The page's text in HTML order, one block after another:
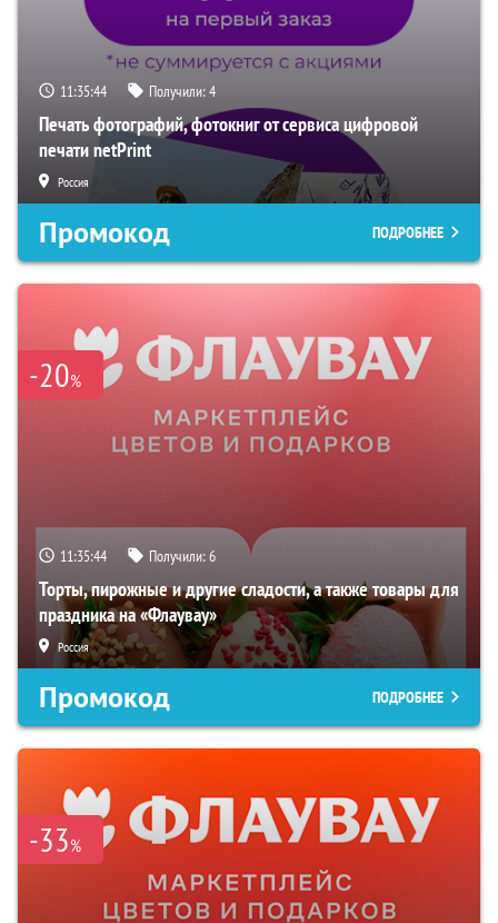
11:35:42 Получили:4
Печать фотографий, фотокниг от сервиса цифровой
печати netPrint
Россия
Промокод ПОДРОБНЕЕ
-20%
11:35:42 Получили:6
Торты, пирожные и другие сладости, а также товары для
праздника на «Флаувау»
Россия
Промокод ПОДРОБНЕЕ
-33%